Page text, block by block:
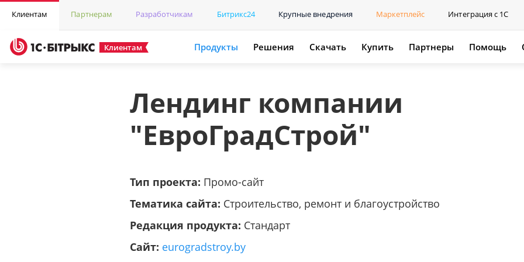
Клиентам Партнерам Разработчикам Битрикс24 Крупные внедрения Маркетплейс Интеграция с 1С
Клиентам Продукты Решения Скачать Купить Партнеры Помощь
Лендинг компании
"ЕвроГрадСтрой"
Тип проекта: Промо-сайт
Тематика сайта: Строительство, ремонт и благоустройство
Редакция продукта: Стандарт
Сайт: eurogradstroy.by